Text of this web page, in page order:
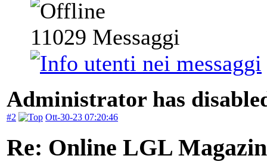
11029 Messaggi
Administrator has
#2 Ott-30-23 07:20:46
Re: Online LGL